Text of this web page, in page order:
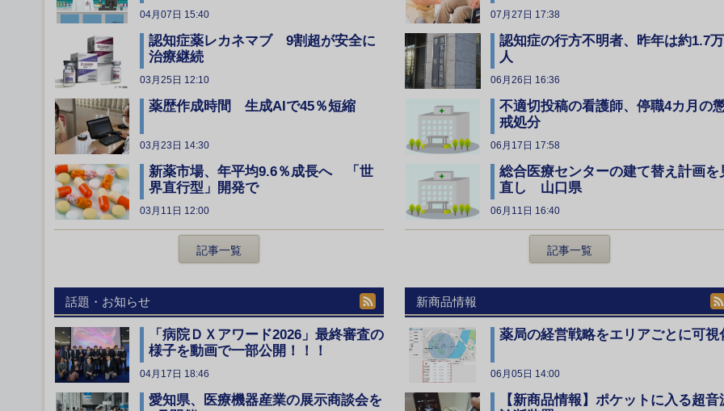
04月07日 15:40
認知症薬レカネマブ 9割超が安全に
治療継続
03月25日 12:10
薬歴作成時間 生成AIで45％短縮
03月23日 14:30
新薬市場、年平均9.6％成長へ 「世
界直行型」開発で
03月11日 12:00
記事一覧
07月27日 17:38
認知症の行方不明者、昨年は約1.7万
人
06月26日 16:36
不適切投稿の看護師、停職4カ月の
戒処分
06月17日 17:58
総合医療センターの建て替え計画を
直し 山口県
06月11日 16:40
記事一覧
話題・お知らせ
「病院ＤＸアワード2026」最終審査の
様子を動画で一部公開！！！
04月17日 18:46
愛知県、医療機器産業の展示商談会を
新商品情報
薬局の経営戦略をエリアごとに可視
06月05日 14:00
【新商品情報】ポケットに入る超音